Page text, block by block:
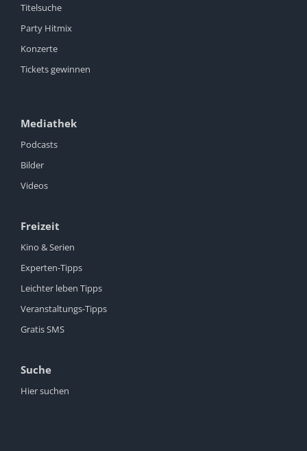
Titelsuche
Party Hitmix
Konzerte
Tickets gewinnen
Mediathek
Podcasts
Bilder
Videos
Freizeit
Kino & Serien
Experten-Tipps
Leichter leben Tipps
Veranstaltungs-Tipps
Gratis SMS
Suche
Hier suchen